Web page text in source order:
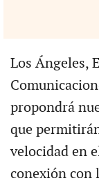
Los Ángeles,
propondrá
que
velocidad en
conexión con